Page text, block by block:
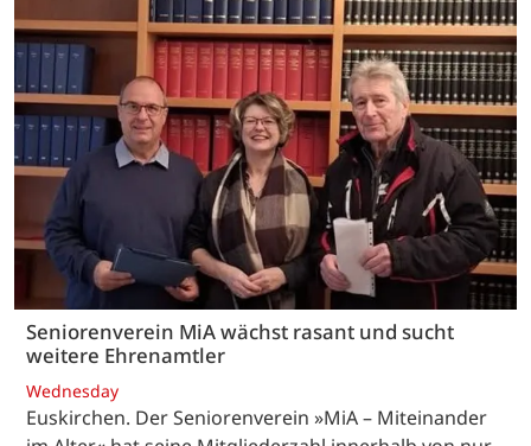
Seniorenverein MiA wächst rasant und sucht
weitere Ehrenamtler
Wednesday
Euskirchen. Der Seniorenverein »MiA – Miteinander